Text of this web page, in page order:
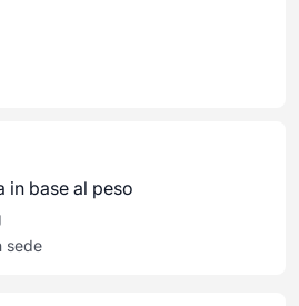
in base al peso
sede